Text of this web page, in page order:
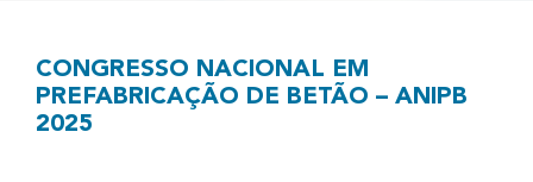
CONGRESSO NACIONAL EM
PREFABRICAÇÃO DE BETÃO – ANIPB
2025